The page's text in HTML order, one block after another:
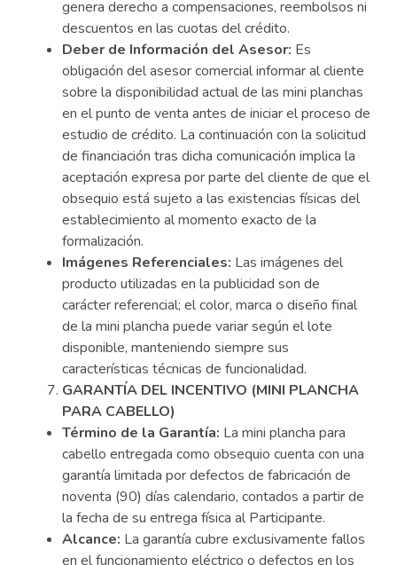
genera derecho a compensaciones, reembolsos ni
descuentos en las cuotas del crédito.
Deber de Información del Asesor: Es
obligación del asesor comercial informar al cliente
sobre la disponibilidad actual de las mini planchas
en el punto de venta antes de iniciar el proceso de
estudio de crédito. La continuación con la solicitud
de financiación tras dicha comunicación implica la
aceptación expresa por parte del cliente de que el
obsequio está sujeto a las existencias físicas del
establecimiento al momento exacto de la
formalización.
Imágenes Referenciales: Las imágenes del
producto utilizadas en la publicidad son de
carácter referencial; el color, marca o diseño final
de la mini plancha puede variar según el lote
disponible, manteniendo siempre sus
características técnicas de funcionalidad.
GARANTÍA DEL INCENTIVO (MINI PLANCHA
PARA CABELLO)
Término de la Garantía: La mini plancha para
cabello entregada como obsequio cuenta con una
garantía limitada por defectos de fabricación de
noventa (90) días calendario, contados a partir de
la fecha de su entrega física al Participante.
Alcance: La garantía cubre exclusivamente fallos
en el funcionamiento eléctrico o defectos en los